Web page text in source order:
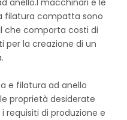
anello.I macchinari e le
filatura compatta sono
che comporta costi di
per la creazione di un
e filatura ad anello
proprietà desiderate
requisiti di produzione e